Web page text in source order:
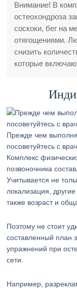
Внимание! В
остеохондроза
соскоки, бег на
отягощениями.
снизить
которые
Прежде чем
посоветуйтесь с
Комплекс
позвоночника
Учитывается не
локализация,
также возраст и
Поэтому не стоит
составленный план
упражнений при
сети.
Например,